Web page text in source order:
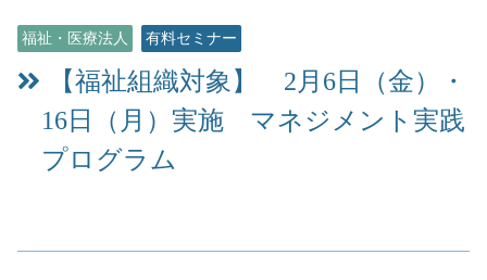
福祉・医療法人 有料セミナー
【福祉組織対象】 2月6日（金）・
16日（月）実施 マネジメント実践
プログラム